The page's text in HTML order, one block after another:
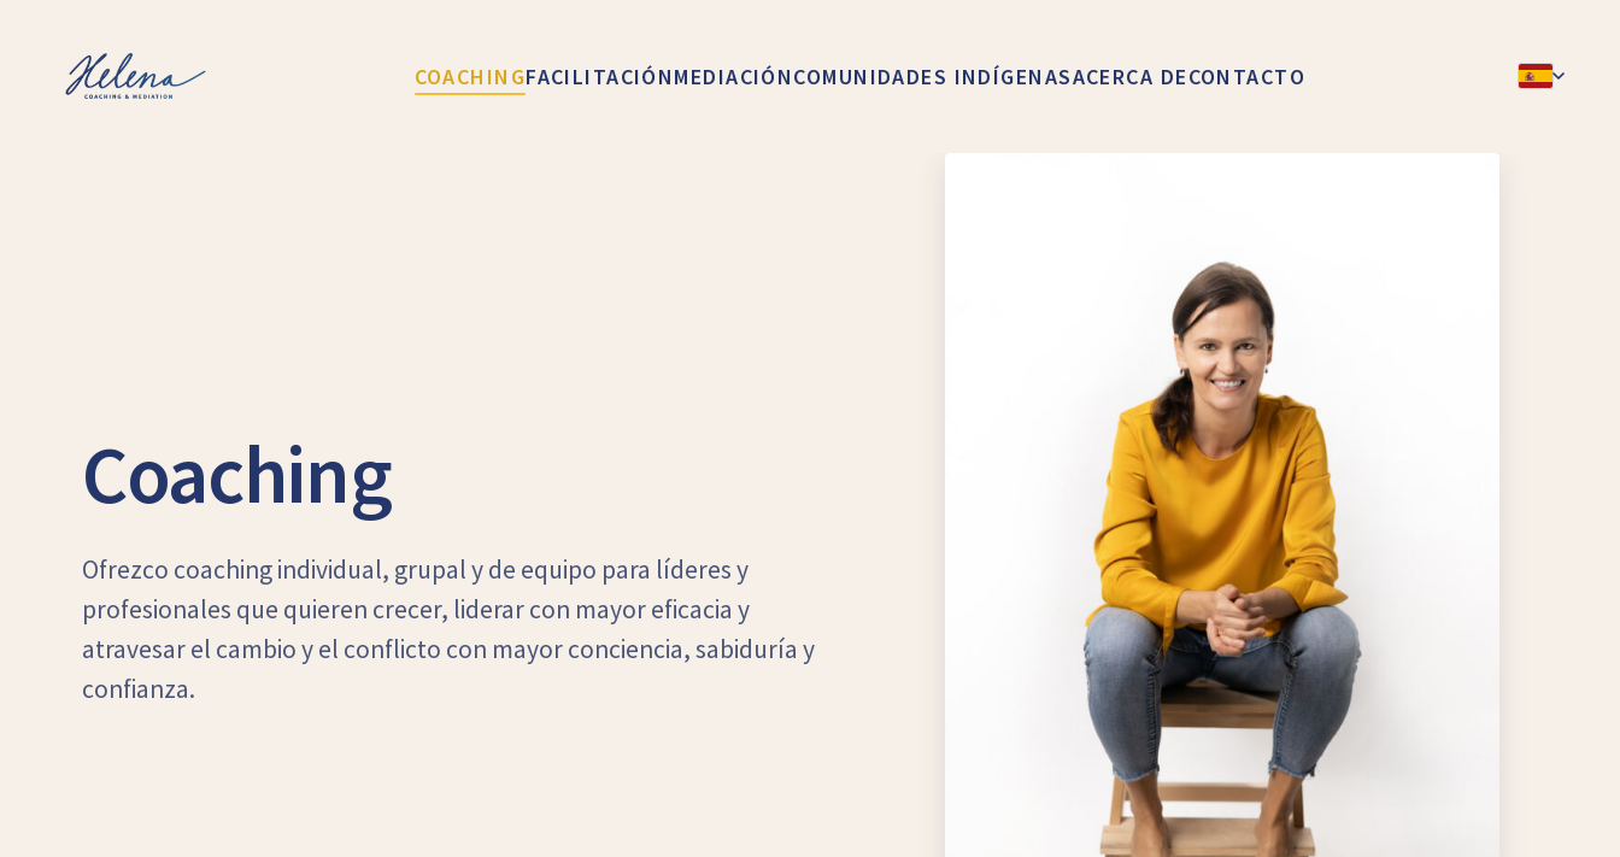
COACHINGFACILITACIÓNMEDIACIÓNCOMUNIDADES INDÍGENASACERCA DECONTACTO
Coaching
Ofrezco coaching individual, grupal y de equipo para líderes y
profesionales que quieren crecer, liderar con mayor eficacia y
atravesar el cambio y el conflicto con mayor conciencia, sabiduría y
confianza.